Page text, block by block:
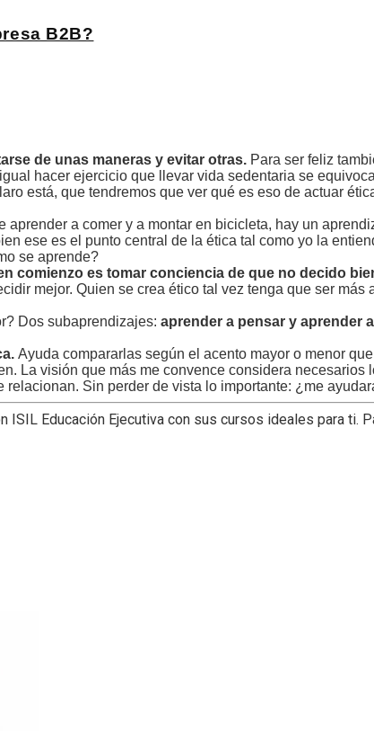
B2B?
de unas maneras y evitar otras. Para ser feliz
hacer ejercicio que llevar vida sedentaria se
está, que tendremos que ver qué es eso de actuar
aprender a comer y a montar en bicicleta, hay un
ese es el punto central de la ética tal como yo la
se aprende?
comienzo es tomar conciencia de que no decido
mejor. Quien se crea ético tal vez tenga que ser más
Dos subaprendizajes: aprender a pensar y aprender
Ayuda compararlas según el acento mayor o menor
La visión que más me convence considera necesarios
Sin perder de vista lo importante: ¿me
Educación Ejecutiva con sus cursos ideales para ti.